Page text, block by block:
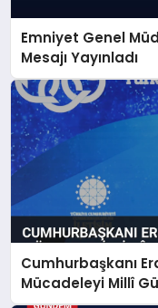
Emniyet Genel
Mesajı Yayınladı
Cumhurbaşkanı
Mücadeleyi Millî